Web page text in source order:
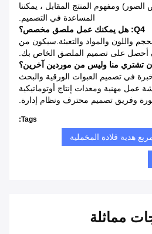
ومفهوم المنتج المقابل ، يمكننا
المساعدة في التصميم.
Q4: هل يمكنك عمل ملصق مخصص؟
واللون والمواد والتعبئة.سيكون من
أحصل على تصميم الملصق الخاص بك.
في تصميم العبوات الورقية والبحث
عمل مهنية ومعدات إنتاج أوتوماتيكية
وفريق تصميم محترف ونظام إدارة.
Tags:
هدية قلادة المخملية
مماثلة